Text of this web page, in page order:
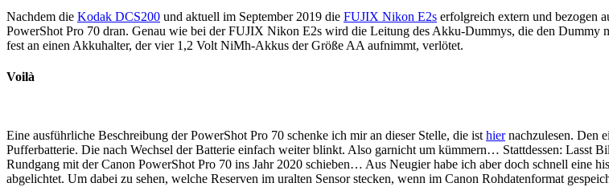
Nachdem die Kodak DCS200 und aktuell im September 2019 die FUJIX Nikon E2s erfolgreich extern und bezogen
PowerShot Pro 70 dran. Genau wie bei der FUJIX Nikon E2s wird die Leitung des Akku-Dummys, die den
fest an einen Akkuhalter, der vier 1,2 Volt NiMh-Akkus der Größe AA aufnimmt, verlötet.
Voilà
Eine ausführliche Beschreibung der PowerShot Pro 70 schenke ich mir an dieser Stelle, die ist hiernachzulesen. Den
Pufferbatterie. Die nach Wechsel der Batterie einfach weiter blinkt. Also garnicht um kümmern… Stattdessen: Lasst
Rundgang mit der Canon PowerShot Pro 70 ins Jahr 2020 schieben… Aus Neugier habe ich aber doch schnell eine
abgelichtet. Um dabei zu sehen, welche Reserven im uralten Sensor stecken, wenn im Canon Rohdatenformat